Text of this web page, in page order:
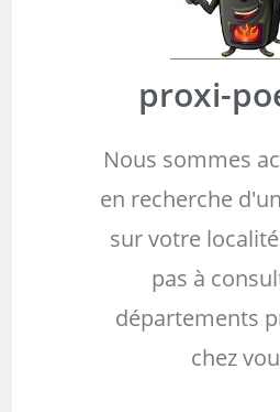
proxi-
Nous sommes
en recherche
sur votre
pas à
départements
chez